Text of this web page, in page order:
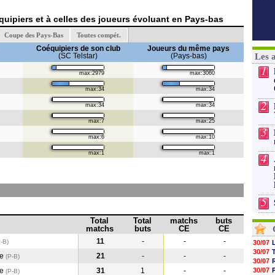
et à celles des joueurs évoluant en Pays-bas
Coupe des Pays-Bas Toutes compét.
Coéquipiers de son club
(SC Telstar)
Joueurs du même pays
(Pays-bas)
max:2979 max:3060
max:34 max:34
max:34 max:34
max:7 max:25
max:6 max:10
max:1 max:1
Total
matchs
Total
buts
matchs
CE
buts
CE
B) 11 - -
-
(P-B) 21 - -
-
(P-B) 31 1 -
-
Les
1
2
3
4
5
30/07
30/07
30/07
30/07